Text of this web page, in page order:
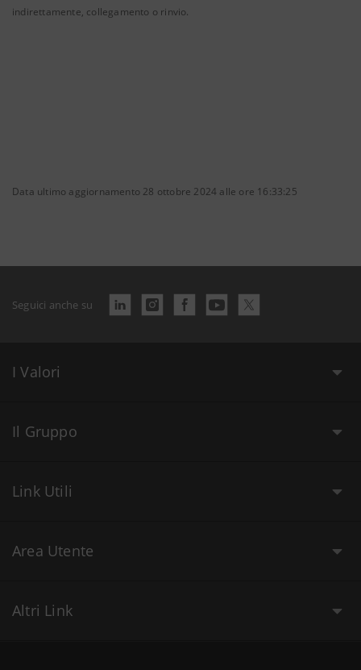
indirettamente, collegamento o rinvio.
Data ultimo aggiornamento 28 ottobre 2024 alle ore 16:33:25
Seguici anche su
I Valori
Il Gruppo
Link Utili
Area Utente
Altri Link